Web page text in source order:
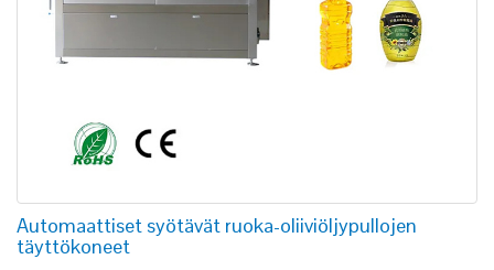
Automaattiset syötävät ruoka-oliiviöljypullojen
täyttökoneet